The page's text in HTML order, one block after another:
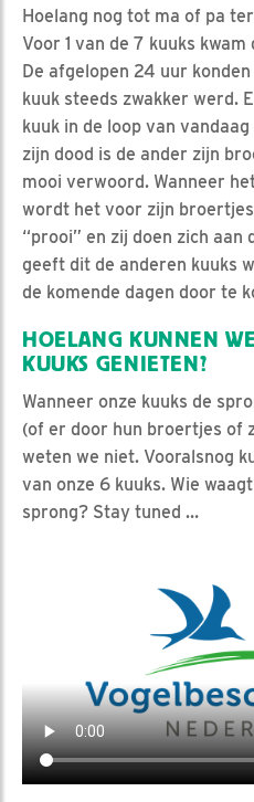
Hoelang nog tot ma of pa
Voor 1 van de 7 kuuks
De afgelopen 24 uur
kuuk steeds zwakker werd.
kuuk in de loop van
zijn dood is de ander zijn
mooi verwoord. Wanneer
wordt het voor zijn
“prooi” en zij doen zich aan
geeft dit de anderen kuuks
de komende dagen door te
HOELANG KUNNEN
KUUKS GENIETEN?
Wanneer onze kuuks de
(of er door hun broertjes of
weten we niet. Vooralsnog
van onze 6 kuuks. Wie
sprong? Stay tuned …